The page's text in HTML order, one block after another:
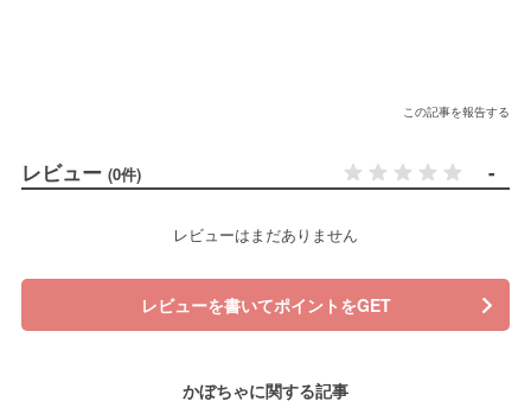
この記事を報告する
レビュー (0件) -
レビューはまだありません
レビューを書いてポイントをGET
かぼちゃに関する記事